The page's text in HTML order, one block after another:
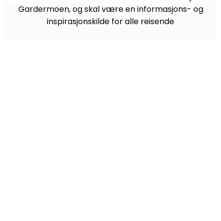
Gardermoen, og skal være en informasjons- og
inspirasjonskilde for alle reisende